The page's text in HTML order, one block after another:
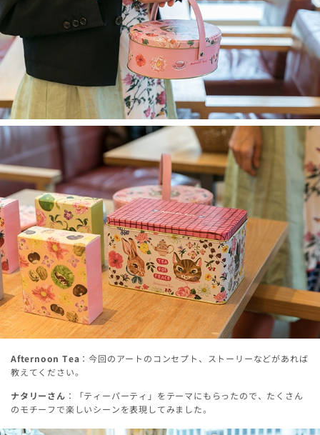
Afternoon Tea ：今回のアートのコンセプト、ストーリーなどがあれば
教えてください。
ナタリーさん ：「ティーパーティ」をテーマにもらったので、たくさん
のモチーフで楽しいシーンを表現してみました。